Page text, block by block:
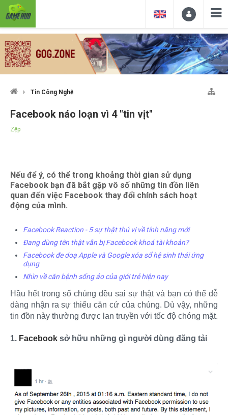
Tin Công Nghệ
Facebook náo loạn vì 4 "tin vịt"
Zệp
Nếu để ý, có thể trong khoảng thời gian sử dụng
Facebook bạn đã bắt gặp vô số những tin đồn liên
quan đến việc Facebook thay đổi chính sách hoạt
động của mình.
Facebook Reaction - 5 sự thật thú vị về tính năng mới
Đang dùng tên thật vẫn bị Facebook khoá tài khoản?
Facebook đe doạ Apple và Google xóa sổ hệ sinh thái ứng
dụng
Nhìn về căn bệnh sống ảo của giới trẻ hiện nay
Hầu hết trong số chúng đều sai sự thật và bạn có thể dễ
dàng nhận ra sự thiếu căn cứ của chúng. Dù vậy, những
tin đồn này thường được lan truyền với tốc độ chóng mặt.
1. Facebook sở hữu những gì người dùng đăng tải